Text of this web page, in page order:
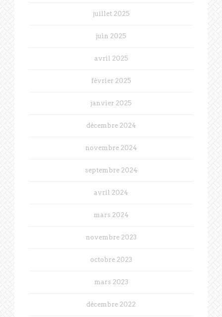
juillet 2025
juin 2025
avril 2025
février 2025
janvier 2025
décembre 2024
novembre 2024
septembre 2024
avril 2024
mars 2024
novembre 2023
octobre 2023
mars 2023
décembre 2022